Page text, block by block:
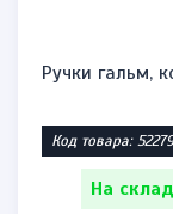
Сальники
Код товара:
На